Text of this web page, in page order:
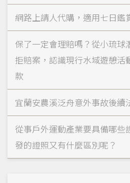
網路上請人代購，適用七日鑑
保了一定會理賠嗎？從小琉球
拒賠案，認識現行水域遊憩活
款
宜蘭安農溪泛舟意外事故後續
從事戶外運動產業要具備哪些
發的證照又有什麼區別呢？